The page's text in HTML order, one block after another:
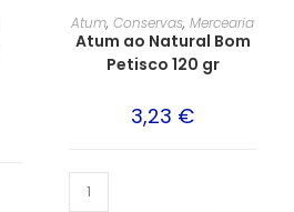
Atum,Conservas,Mercearia
Atum ao Natural Bom
Petisco 120 gr
3,23 €